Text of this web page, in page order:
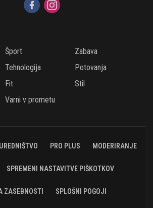
Šport
Zabava
Tehnologija
Potovanja
Fit
Stil
Varni v prometu
UREDNIŠTVO PRO PLUS MODERIRANJE
SPREMENI NASTAVITVE PIŠKOTKOV
ZASEBNOSTI SPLOŠNI POGOJI